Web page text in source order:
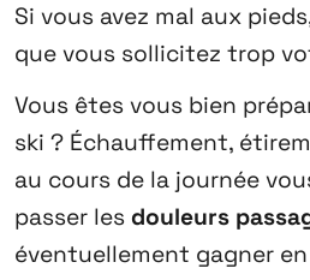
Si vous avez mal aux
que vous sollicitez trop
Vous êtes vous bien
ski ? Échauffement,
au cours de la journée
passer les douleurs
éventuellement gagner